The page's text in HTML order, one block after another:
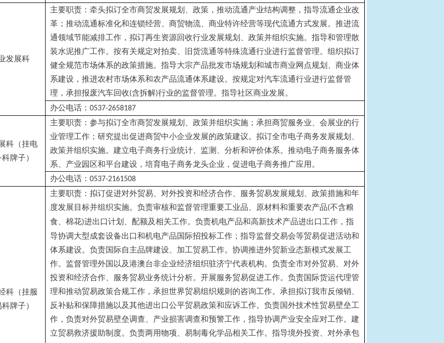
发展科
主要职责：牵头拟订全市商贸发展规划、政策，推动流通产业结构调整，指导流通企业改
革；推动流通标准化和连锁经营、商贸物流、商业特许经营等现代流通方式发展。推进流
通领域节能减排工作，拟订再生资源回收行业发展规划、政策并组织实施。指导和管理散
装水泥推广工作。按有关规定对拍卖、旧货流通等特殊流通行业进行监督管理。组织拟订
健全规范市场体系的政策措施。指导大宗产品批发市场规划和城市商业网点规划、商业体
系建设，推进农村市场体系和农产品流通体系建设。按规定对汽车流通行业进行监督管
理，承担报废汽车回收(含拆解)行业的监督管理。指导社区商业发展。
办公电话： 0537-2658187
科（挂电
牌子）
主要职责：参与拟订全市商贸发展规划、政策并组织实施；承担商贸服务业、会展业的行
业管理工作；研究提出促进商贸中小企业发展的政策建议。拟订全市电子商务发展规划、
政策并组织实施。建立电子商务行业统计、监测、分析和评价体系。推动电子商务服务体
系、产业园区和平台建设，培育电子商务龙头企业，促进电子商务推广应用。
办公电话： 0537-2161508
科（挂服
牌子）
主要职责：拟订促进对外贸易、对外投资和经济合作、服务贸易发展规划、政策措施和年
度发展目标并组织实施。负责审核和监督管理重要工业品、原材料和重要农产品(不含粮
食、棉花)进出口计划、配额及相关工作。负责机电产品和高新技术产品进出口工作，指
导协调大型成套设备出口和机电产品国际招投标工作；指导监督交易会等贸易促进活动和
体系建设。负责国际自主品牌建设、加工贸易工作。协调推进外贸新业态新模式发展工
作。监督管理外国以及港澳台非企业经济组织驻济宁代表机构。负责全市对外贸易、对外
投资和经济合作、服务贸易业务统计分析。开展服务贸易促进工作。负责国际货运代理管
理和推动贸易政策合规工作，承担世界贸易组织规则的咨询工作。承担拟订我市反倾销、
反补贴和保障措施以及其他进出口公平贸易政策和应诉工作。负责国外技术性贸易壁垒工
作，负责对外贸易壁垒调查、产业损害调查和预警工作，指导协调产业安全应对工作。建
立贸易救济援助制度。负责两用物项、易制毒化学品相关工作。指导境外投资、对外承包